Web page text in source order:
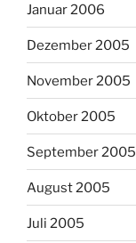
Januar 2006
Dezember 2005
November 2005
Oktober 2005
September 2005
August 2005
Juli 2005